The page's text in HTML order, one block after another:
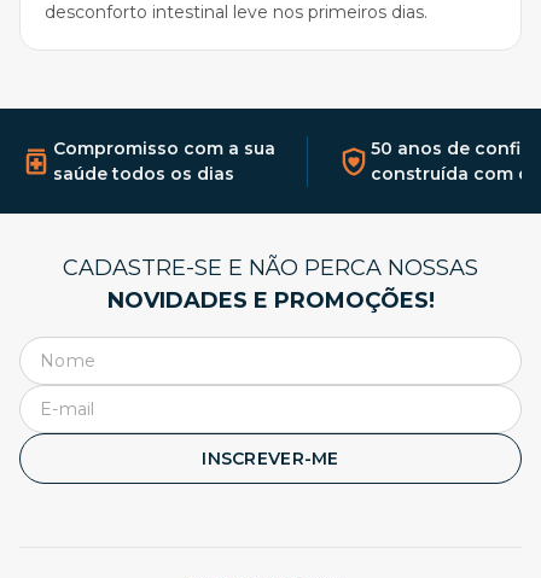
desconforto intestinal leve nos primeiros dias.
Compromisso com a sua
saúde todos os dias
50 anos de
construída com
CADASTRE-SE E NÃO PERCA NOSSAS
NOVIDADES E PROMOÇÕES!
INSCREVER-ME